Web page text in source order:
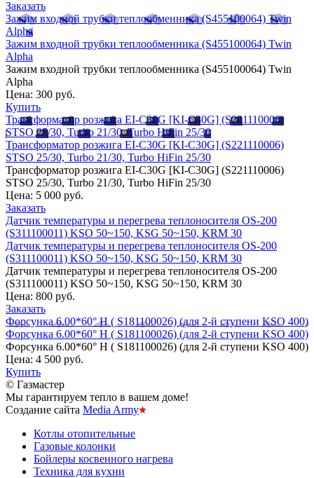
Заказать
Зажим входной трубки теплообменника (S455100064) Twin
Alpha
Зажим входной трубки теплообменника (S455100064) Twin
Alpha
Зажим входной трубки теплообменника (S455100064) Twin
Alpha
Цена: 300 руб.
Купить
Трансформатор розжига EI-C30G [KI-C30G] (S221110006)
STSO 25/30, Turbo 21/30, Turbo HiFin 25/30
Трансформатор розжига EI-C30G [KI-C30G] (S221110006)
STSO 25/30, Turbo 21/30, Turbo HiFin 25/30
Трансформатор розжига EI-C30G [KI-C30G] (S221110006)
STSO 25/30, Turbo 21/30, Turbo HiFin 25/30
Цена: 5 000 руб.
Заказать
Датчик температуры и перегрева теплоносителя OS-200
(S311100011) KSO 50~150, KSG 50~150, KRM 30
Датчик температуры и перегрева теплоносителя OS-200
(S311100011) KSO 50~150, KSG 50~150, KRM 30
Датчик температуры и перегрева теплоносителя OS-200
(S311100011) KSO 50~150, KSG 50~150, KRM 30
Цена: 800 руб.
Заказать
Форсунка 6.00*60° H ( S181100026) (для 2-й ступени KSO 400)
Форсунка 6.00*60° H ( S181100026) (для 2-й ступени KSO 400)
Форсунка 6.00*60° H ( S181100026) (для 2-й ступени KSO 400)
Цена: 4 500 руб.
Купить
© Газмастер
Мы гарантируем тепло в вашем доме!
Создание сайта Media Army
Котлы отопительные
Газовые колонки
Бойлеры косвенного нагрева
Техника для кухни